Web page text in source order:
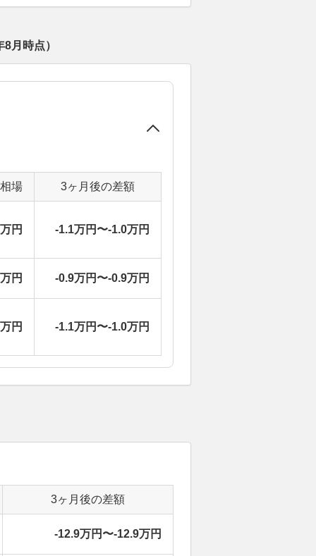
8月 時点）
場 3ヶ月後の差額
円 -1.1万円〜-1.0万円
円 -0.9万円〜-0.9万円
円 -1.1万円〜-1.0万円
3ヶ月後の差額
-12.9万円〜-12.9万円